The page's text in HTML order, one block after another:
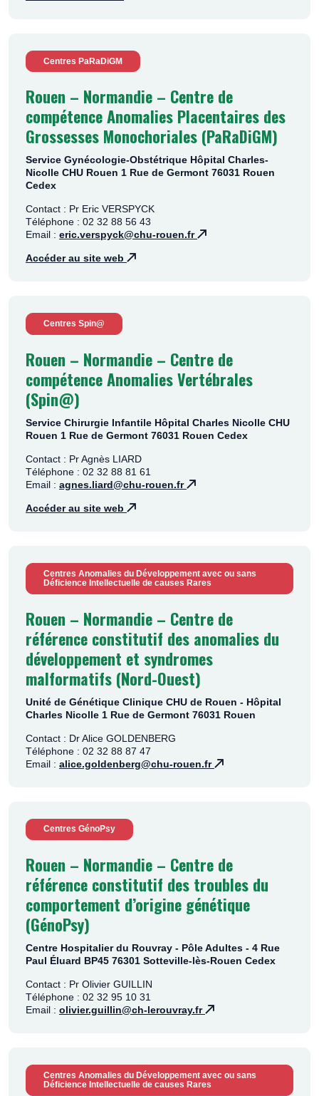
Centres PaRaDiGM
Rouen – Normandie – Centre de
compétence Anomalies Placentaires des
Grossesses Monochoriales (PaRaDiGM)
Service Gynécologie-Obstétrique Hôpital Charles-
Nicolle CHU Rouen 1 Rue de Germont 76031 Rouen
Cedex
Contact : Pr Eric VERSPYCK
Téléphone : 02 32 88 56 43
Email : eric.verspyck@chu-rouen.fr
Accéder au site web
Centres Spin@
Rouen – Normandie – Centre de
compétence Anomalies Vertébrales
(Spin@)
Service Chirurgie Infantile Hôpital Charles Nicolle CHU
Rouen 1 Rue de Germont 76031 Rouen Cedex
Contact : Pr Agnès LIARD
Téléphone : 02 32 88 81 61
Email : agnes.liard@chu-rouen.fr
Accéder au site web
Centres Anomalies du Développement avec ou sans
Déficience Intellectuelle de causes Rares
Rouen – Normandie – Centre de
référence constitutif des anomalies du
développement et syndromes
malformatifs (Nord-Ouest)
Unité de Génétique Clinique CHU de Rouen - Hôpital
Charles Nicolle 1 Rue de Germont 76031 Rouen
Contact : Dr Alice GOLDENBERG
Téléphone : 02 32 88 87 47
Email : alice.goldenberg@chu-rouen.fr
Centres GénoPsy
Rouen – Normandie – Centre de
référence constitutif des troubles du
comportement d’origine génétique
(GénoPsy)
Centre Hospitalier du Rouvray - Pôle Adultes - 4 Rue
Paul Éluard BP45 76301 Sotteville-lès-Rouen Cedex
Contact : Pr Olivier GUILLIN
Téléphone : 02 32 95 10 31
Email : olivier.guillin@ch-lerouvray.fr
Centres Anomalies du Développement avec ou sans
Déficience Intellectuelle de causes Rares